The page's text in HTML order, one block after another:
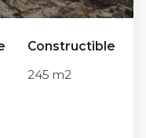
font un endroit
à toutes
Chaque
élaborer son
Constructible
245 m2